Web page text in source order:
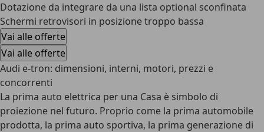
Dotazione da integrare da una lista optional sconfinata
Schermi retrovisori in posizione troppo bassa
Vai alle offerte
Vai alle offerte
Audi e-tron: dimensioni, interni, motori, prezzi e
concorrenti
La prima auto elettrica per una Casa è simbolo di
proiezione nel futuro. Proprio come la prima automobile
prodotta, la prima auto sportiva, la prima generazione di